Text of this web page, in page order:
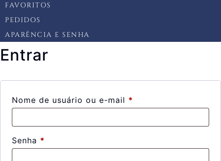
FAVORITOS
PEDIDOS
APARÊNCIA E SENHA
Entrar
Nome de usuário ou e-mail *
Senha *